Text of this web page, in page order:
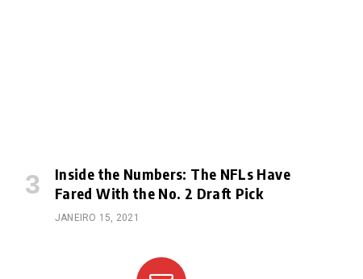
Inside the Numbers: The NFLs Have
Fared With the No. 2 Draft Pick
JANEIRO 15, 2021